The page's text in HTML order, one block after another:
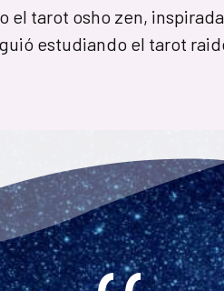
tarot osho zen,
estudiando el tarot